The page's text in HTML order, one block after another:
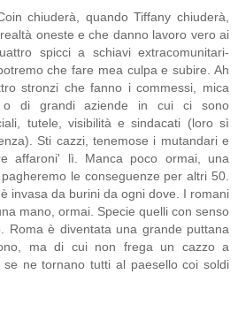
chiuderà, quando Tiffany chiuderà,
oneste e che danno lavoro vero ai
spicci a schiavi extracomunitari-
che fare mea culpa e subire. Ah
stronzi che fanno i commessi, mica
o di grandi aziende in cui ci sono
tutele, visibilità e sindacati (loro sì
Sti cazzi, tenemose i mutandari e
affaroni' lì. Manca poco ormai, una
le conseguenze per altri 50.
invasa da burini da ogni dove. I romani
mano, ormai. Specie quelli con senso
Roma è diventata una grande puttana
ma di cui non frega un cazzo a
se ne tornano tutti al paesello coi soldi